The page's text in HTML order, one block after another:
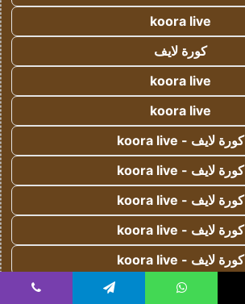
koora live
كورة لايف
koora live
koora live
كورة لايف - koora live
كورة لايف - koora live
كورة لايف - koora live
كورة لايف - koora live
كورة لايف - koora live
koora live